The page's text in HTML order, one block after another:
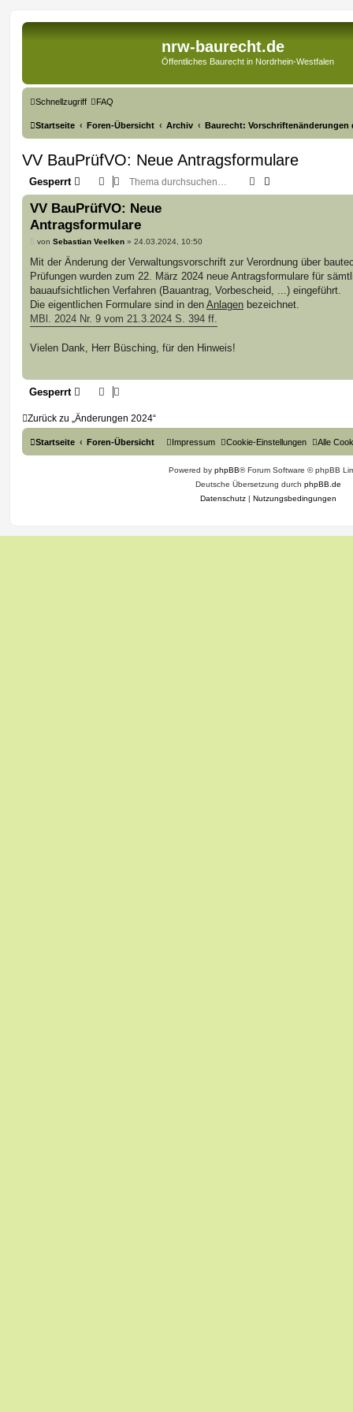
nrw-baurecht.de
Öffentliches Baurecht in Nordrhein-Westfalen
Schnellzugriff FAQ
Startseite Foren-Übersicht Archiv Baurecht: Vorschriftenänderungen
VV BauPrüfVO: Neue Antragsformulare
Gesperrt Suche
VV BauPrüfVO: Neue
Antragsformulare
B
i
r
a
von Sebastian Veelken » 24.03.2024, 10:50
Mit der Änderung der Verwaltungsvorschrift zur Verordnung über
Prüfungen wurden zum 22. März 2024 neue Antragsformulare für
bauaufsichtlichen Verfahren (Bauantrag, Vorbescheid, ...) eingeführt.
Die eigentlichen Formulare sind in den Anlagen bezeichnet.
MBl. 2024 Nr. 9 vom 21.3.2024 S. 394 ff.
Vielen Dank, Herr Büsching, für den Hinweis!
Gesperrt
Zurück zu „Änderungen 2024“
Startseite Foren-Übersicht Alle
Cookie-Einstellungen
Impressum
Powered by phpBB® Forum Software © phpBB
Deutsche Übersetzung durch phpBB.de
Datenschutz | Nutzungsbedingungen